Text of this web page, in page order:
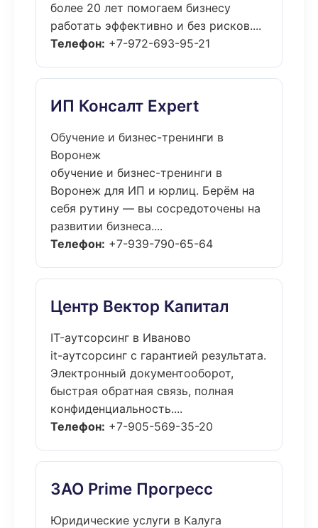
более 20 лет помогаем бизнесу
работать эффективно и без рисков....
Телефон: +7-972-693-95-21
ИП Консалт Expert
Обучение и бизнес-тренинги в
Воронеж
обучение и бизнес-тренинги в
Воронеж для ИП и юрлиц. Берём на
себя рутину — вы сосредоточены на
развитии бизнеса....
Телефон: +7-939-790-65-64
Центр Вектор Капитал
IT-аутсорсинг в Иваново
it-аутсорсинг с гарантией результата.
Электронный документооборот,
быстрая обратная связь, полная
конфиденциальность....
Телефон: +7-905-569-35-20
ЗАО Prime Прогресс
Юридические услуги в Калуга